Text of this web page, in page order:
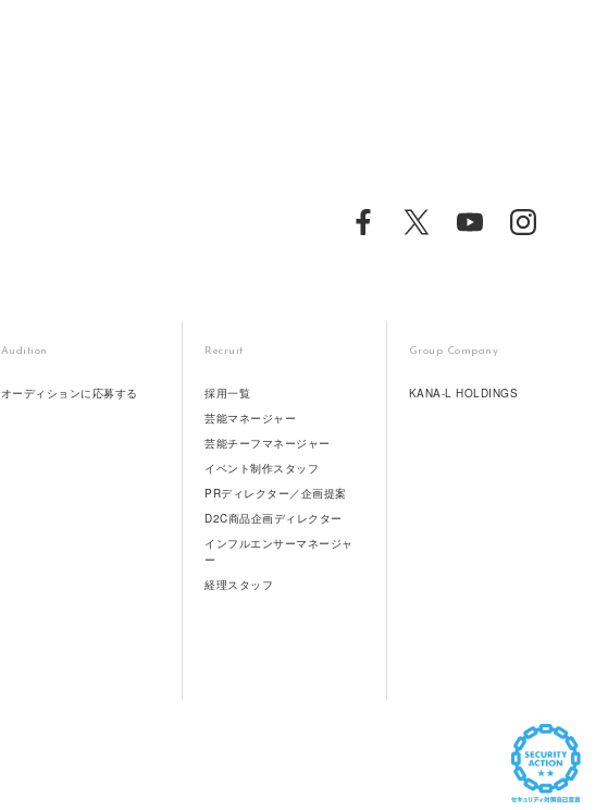
Audition
オーディションに応募する
Recruit
採用一覧
芸能マネージャー
芸能チーフマネージャー
イベント制作スタッフ
PRディレクター／企画提案
D2C商品企画ディレクター
インフルエンサーマネージャ
ー
経理スタッフ
Group Company
KANA-L HOLDINGS